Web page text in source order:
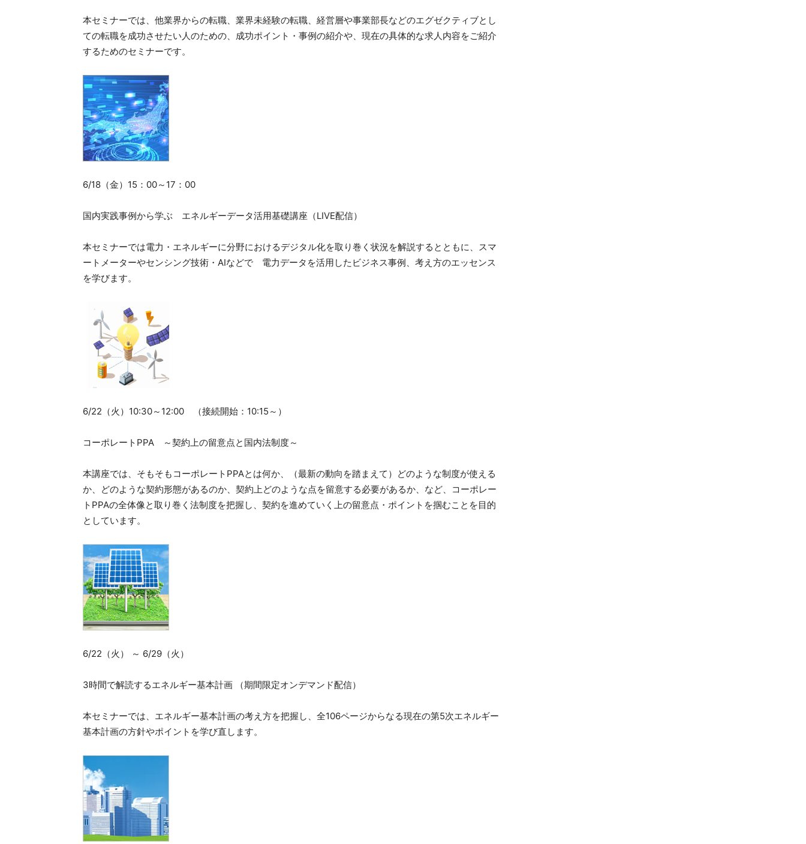
本セミナーでは、他業界からの転職、業界未経験の転職、経営層や事業部長などのエグゼクティブとし
ての転職を成功させたい人のための、成功ポイント・事例の紹介や、現在の具体的な求人内容をご紹介
するためのセミナーです。
6/18（金）15：00～17：00
国内実践事例から学ぶ エネルギーデータ活用基礎講座（LIVE配信）
本セミナーでは電力・エネルギーに分野におけるデジタル化を取り巻く状況を解説するとともに、スマ
ートメーターやセンシング技術・AIなどで 電力データを活用したビジネス事例、考え方のエッセンス
を学びます。
6/22（火）10:30～12:00 （接続開始：10:15～）
コーポレートPPA ～契約上の留意点と国内法制度～
本講座では、そもそもコーポレートPPAとは何か、（最新の動向を踏まえて）どのような制度が使える
か、どのような契約形態があるのか、契約上どのような点を留意する必要があるか、など、コーポレー
トPPAの全体像と取り巻く法制度を把握し、契約を進めていく上の留意点・ポイントを掴むことを目的
としています。
6/22（火） ～ 6/29（火）
3時間で解読するエネルギー基本計画 （期間限定オンデマンド配信）
本セミナーでは、エネルギー基本計画の考え方を把握し、全106ページからなる現在の第5次エネルギー
基本計画の方針やポイントを学び直します。